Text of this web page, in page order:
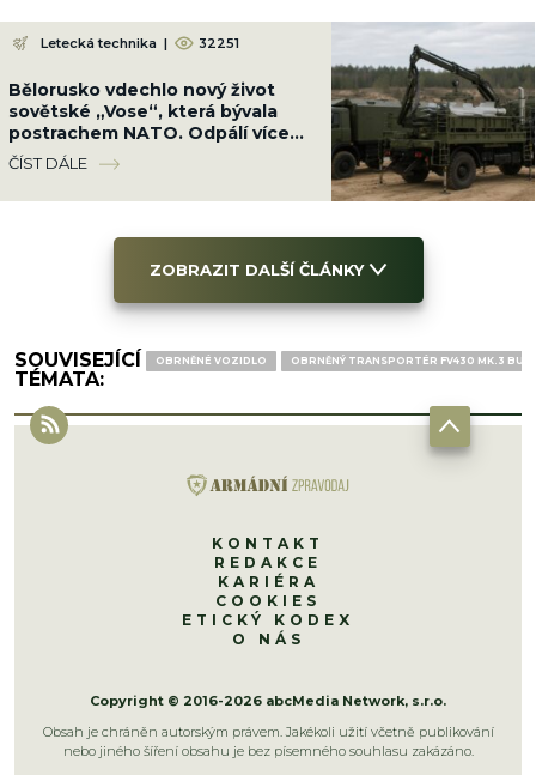
Letecká technika | 32251
Bělorusko vdechlo nový život
sovětské „Vose“, která bývala
postrachem NATO. Odpálí více
střel než kdy dříve
ČÍST DÁLE
ZOBRAZIT DALŠÍ ČLÁNKY
SOUVISEJÍCÍ
TÉMATA:
OBRNĚNÉ VOZIDLO OBRNĚNÝ TRANSPORTÉR FV430 MK.3
KONTAKT
REDAKCE
KARIÉRA
COOKIES
ETICKÝ KODEX
O NÁS
Copyright © 2016-2026 abcMedia Network, s.r.o.
Obsah je chráněn autorským právem. Jakékoli užití včetně publikování
nebo jiného šíření obsahu je bez písemného souhlasu zakázáno.